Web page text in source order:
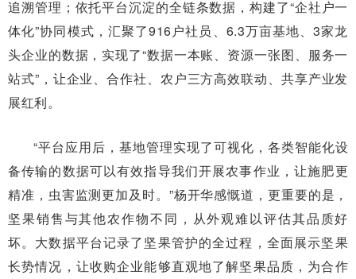
追溯管理；依托平台沉淀的全链条数据，构建了“企社户一
体化”协同模式，汇聚了916户社员、6.3万亩基地、3家龙
头企业的数据，实现了“数据一本账、资源一张图、服务一
站式”，让企业、合作社、农户三方高效联动、共享产业发
展红利。
“平台应用后，基地管理实现了可视化，各类智能化设
备传输的数据可以有效指导我们开展农事作业，让施肥更
精准，虫害监测更加及时。”杨开华感慨道，更重要的是，
坚果销售与其他农作物不同，从外观难以评估其品质好
坏。大数据平台记录了坚果管护的全过程，全面展示坚果
长势情况，让收购企业能够直观地了解坚果品质，为合作